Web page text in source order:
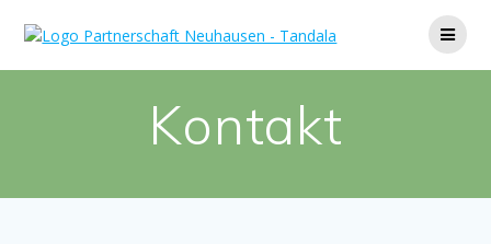
Inhalt
Kontakt